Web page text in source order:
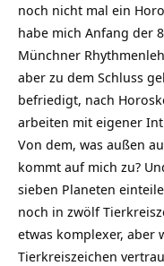
noch nicht mal ein
habe mich Anfang der
Münchner
aber zu dem Schluss
befriedigt, nach
arbeiten mit eigener
Von dem, was außen
kommt auf mich zu?
sieben Planeten
noch in zwölf
etwas komplexer, aber
Tierkreiszeichen